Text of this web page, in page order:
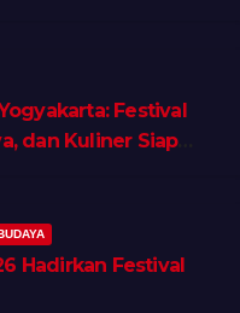
Festival
dan Kuliner Siap
Hadirkan Festival